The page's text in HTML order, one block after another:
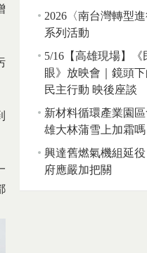
2026〈南台灣轉型進
系列活動
5/16【高雄現場】《
眼》放映會｜鏡頭
民主行動 映後座談
新材料循環產業園
雄大林蒲雪上加霜嗎
興達舊燃氣機組延
府應嚴加把關